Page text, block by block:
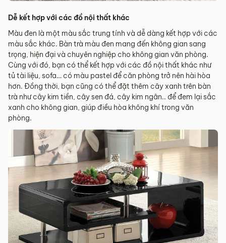
Dễ kết hợp với các đồ nội thất khác
Màu đen là một màu sắc trung tính và dễ dàng kết hợp với các
màu sắc khác. Bàn trà màu đen mang đến không gian sang
trọng, hiện đại và chuyên nghiệp cho không gian văn phòng.
Cùng với đó, bạn có thể kết hợp với các đồ nội thất khác như
tủ tài liệu, sofa… có màu pastel để căn phòng trở nên hài hòa
hơn. Đồng thời, bạn cũng có thể đặt thêm cây xanh trên bàn
trà như cây kim tiền, cây sen đá, cây kim ngân.. để đem lại sắc
xanh cho không gian, giúp điều hòa không khí trong văn
phòng.